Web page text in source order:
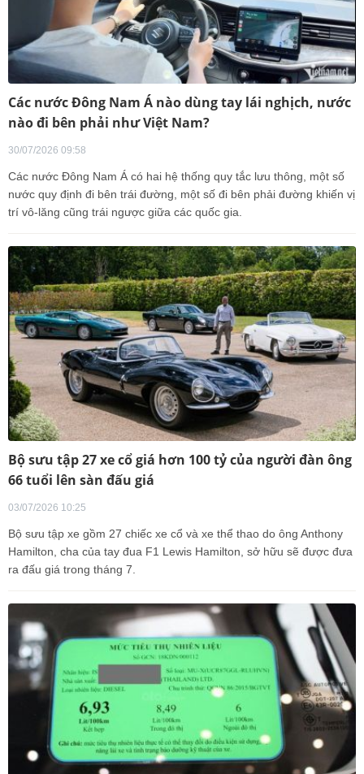
Các nước Đông Nam Á nào dùng tay lái nghịch, nước
nào đi bên phải như Việt Nam?
30/07/2026 09:58
Các nước Đông Nam Á có hai hệ thống quy tắc lưu thông, một số
nước quy định đi bên trái đường, một số đi bên phải đường khiến vị
trí vô-lăng cũng trái ngược giữa các quốc gia.
Bộ sưu tập 27 xe cổ giá hơn 100 tỷ của người đàn ông
66 tuổi lên sàn đấu giá
03/07/2026 10:25
Bộ sưu tập xe gồm 27 chiếc xe cổ và xe thể thao do ông Anthony
Hamilton, cha của tay đua F1 Lewis Hamilton, sở hữu sẽ được đưa
ra đấu giá trong tháng 7.